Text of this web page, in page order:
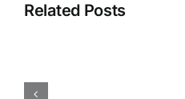
Related Posts